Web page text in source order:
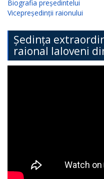
Biografia președintelui
Vicepreședinții raionului
Ședința
raional Ialoveni